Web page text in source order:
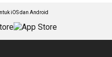
iOS dan Android